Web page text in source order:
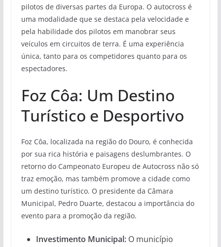
pilotos de diversas partes da Europa. O autocross é
uma modalidade que se destaca pela velocidade e
pela habilidade dos pilotos em manobrar seus
veículos em circuitos de terra. É uma experiência
única, tanto para os competidores quanto para os
espectadores.
Foz Côa: Um Destino
Turístico e Desportivo
Foz Côa, localizada na região do Douro, é conhecida
por sua rica história e paisagens deslumbrantes. O
retorno do Campeonato Europeu de Autocross não só
traz emoção, mas também promove a cidade como
um destino turístico. O presidente da Câmara
Municipal, Pedro Duarte, destacou a importância do
evento para a promoção da região.
Investimento Municipal:O município